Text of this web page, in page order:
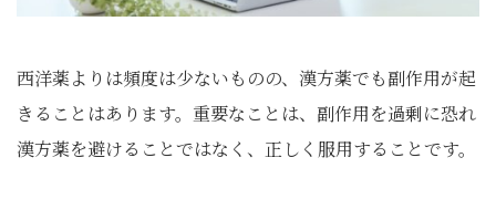
西洋薬よりは頻度は少ないものの、漢方薬でも副作用が起
きることはあります。重要なことは、副作用を過剰に恐れ
漢方薬を避けることではなく、正しく服用することです。